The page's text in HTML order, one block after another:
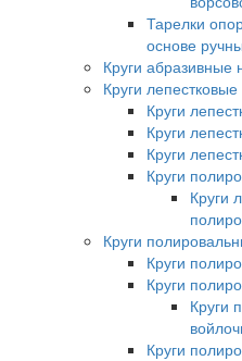
Тарелки
основе
Круги абразивные
Круги лепестковые
Круги
Круги
Круги
Круги
Круги
Круги
Круги
Круги
Круги
Круги